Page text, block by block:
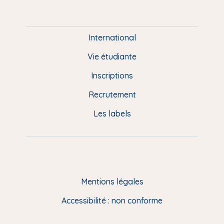
i
g
International
Vie étudiante
Inscriptions
Recrutement
Les labels
Mentions légales
Accessibilité : non conforme